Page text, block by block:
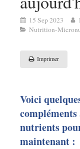
15 Sep 2023
Nutrition-
Imprimer
Voici
nutrients
maintenant :